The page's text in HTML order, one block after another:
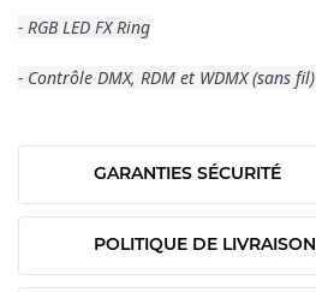
- RGB LED FX Ring
- Contrôle DMX, RDM et WDMX (sans fil)
GARANTIES SÉCURITÉ
POLITIQUE DE LIVRAISON